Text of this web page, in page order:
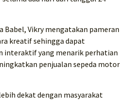
Babel, Vikry mengatakan pameran
kreatif sehingga dapat
interaktif yang menarik perhatian
penjualan sepeda motor
dekat dengan masyarakat